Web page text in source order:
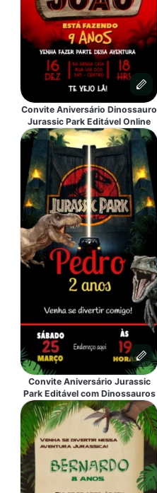
Convite Aniversário Dinossauro
Jurassic Park Editável Online
Convite Aniversário Jurassic
Park Editável com Dinossauros